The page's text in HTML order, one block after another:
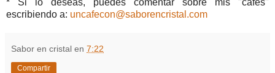
escribiendo a: uncafecon@saborencristal.com
Sabor en cristal en 7:22
Compartir